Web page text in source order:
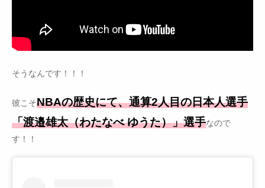
そうなんです！！！
彼こそNBAの歴史にて、通算2人目の日本人選手
「渡邉雄太（わたなべ ゆうた）」選手なので
す！！